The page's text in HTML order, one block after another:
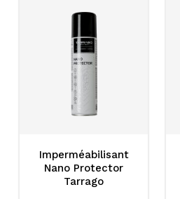
Imperméabilisant
Nano Protector
Tarrago